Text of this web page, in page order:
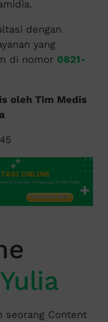
dengan
yang
di nomor 0821-
oleh Tim Medis
45
Yulia
seorang Content